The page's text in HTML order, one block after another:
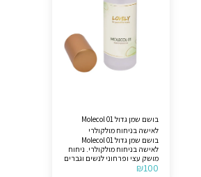
בושם שמן גדול Molecol 01
לאישה בניחוח מולקולרי
בושם שמן גדול Molecol 01
לאישה בניחוח מולקולרי. ניחוח
מושק עצי ופרחוני לנשים וגברים
(יוניסקס). מרכיביו הם איסו אי
₪100